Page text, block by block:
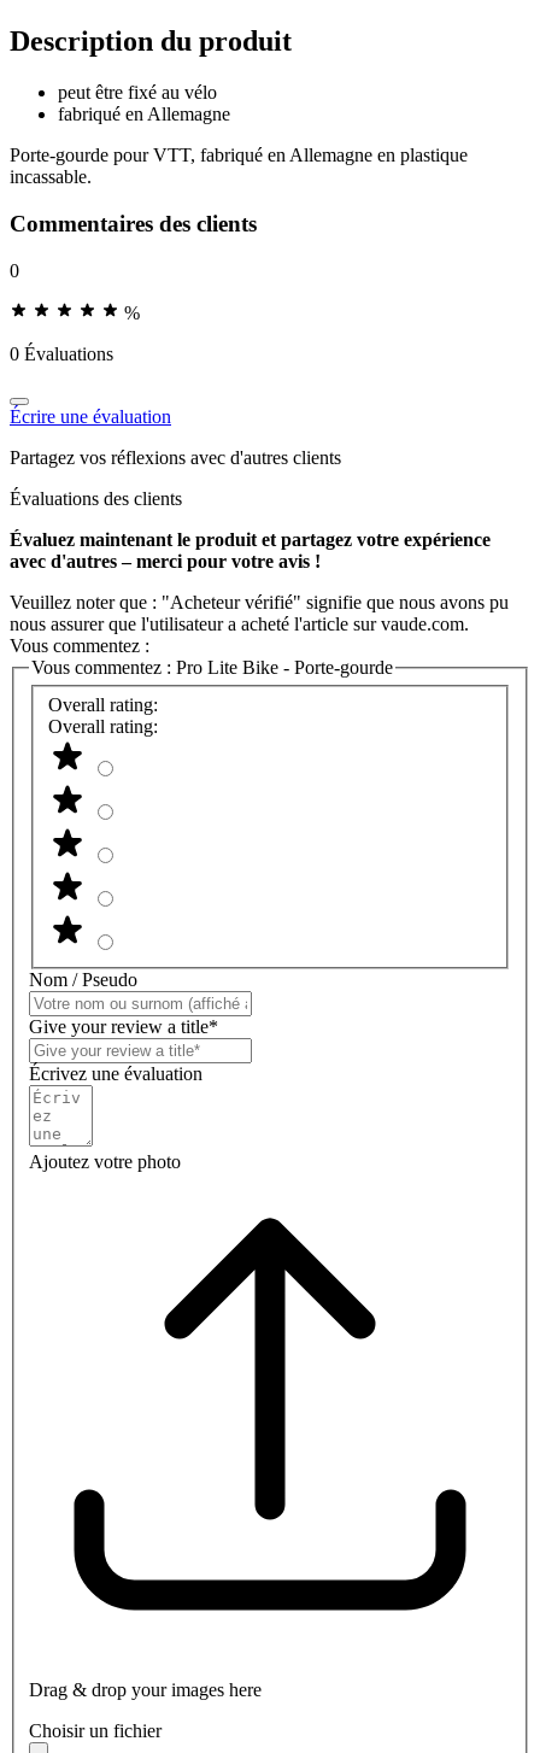
Description du produit
peut être fixé au vélo
fabriqué en Allemagne
Porte-gourde pour VTT, fabriqué en Allemagne en plastique
incassable.
Commentaires des clients
0
%
0 Évaluations
Écrire une évaluation
Partagez vos réflexions avec d'autres clients
Évaluations des clients
Évaluez maintenant le produit et partagez votre expérience
avec d'autres – merci pour votre avis !
Veuillez noter que : "Acheteur vérifié" signifie que nous avons pu
nous assurer que l'utilisateur a acheté l'article sur vaude.com.
Vous commentez :
Vous commentez : Pro Lite Bike - Porte-gourde
Overall rating:
Overall rating:
Nom / Pseudo
Give your review a title*
Écrivez une évaluation
Ajoutez votre photo
Drag & drop your images here
Choisir un fichier